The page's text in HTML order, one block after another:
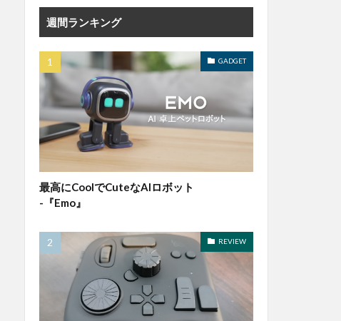
週間ランキング
GADGET
最高にCoolでCuteなAIロボット
-『Emo』
REVIEW